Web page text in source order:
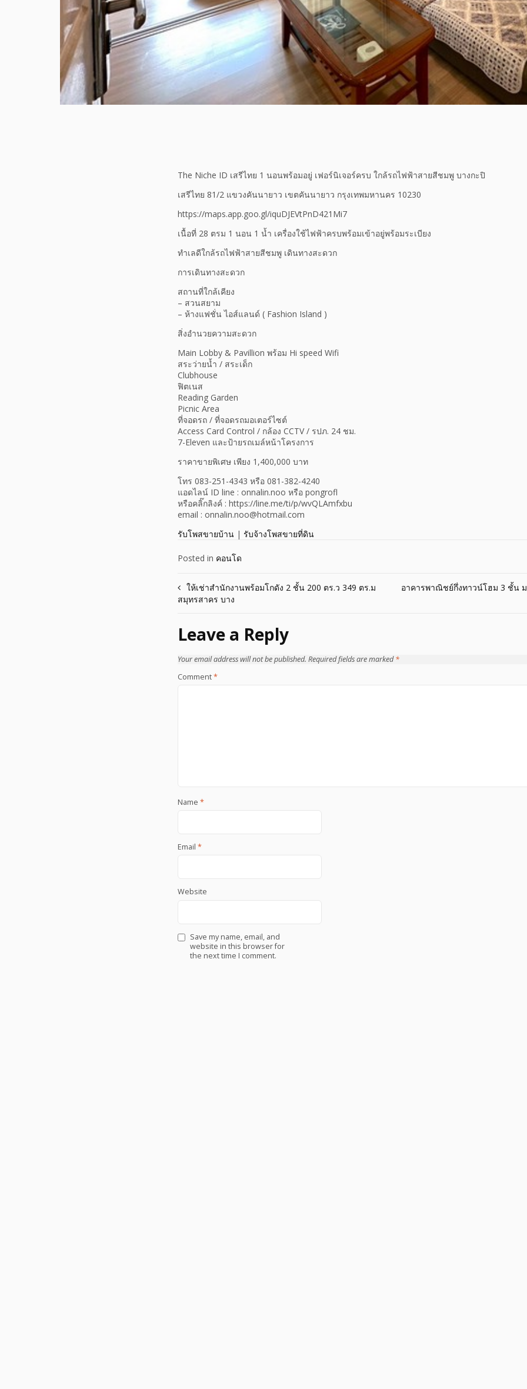
The Niche ID เสรีไทย 1 นอนพร้อมอยู่ เฟอร์นิเจอร์ครบ ใกล้รถไฟฟ้าสายสีชมพู บางกะปิ
เสรีไทย 81/2 แขวงคันนายาว เขตคันนายาว กรุงเทพมหานคร 10230
https://maps.app.goo.gl/iquDJEVtPnD421Mi7
เนื้อที่ 28 ตรม 1 นอน 1 น้ำ เครื่องใช้ไฟฟ้าครบพร้อมเข้าอยู่พร้อมระเบียง
ทำเลดีใกล้รถไฟฟ้าสายสีชมพู เดินทางสะดวก
การเดินทางสะดวก
สถานที่ใกล้เคียง
– สวนสยาม
– ห้างแฟชั่น ไอส์แลนด์ ( Fashion Island )
สิ่งอำนวยความสะดวก
Main Lobby & Pavillion พร้อม Hi speed Wifi
สระว่ายน้ำ / สระเด็ก
Clubhouse
ฟิตเนส
Reading Garden
Picnic Area
ที่จอดรถ / ที่จอดรถมอเตอร์ไซต์
Access Card Control / กล้อง CCTV / รปภ. 24 ชม.
7-Eleven และป้ายรถเมล์หน้าโครงการ
ราคาขายพิเศษ เพียง 1,400,000 บาท
โทร 083-251-4343 หรือ 081-382-4240
แอดไลน์ ID line : onnalin.noo หรือ pongrofl
หรือคลิ๊กลิงค์ : https://line.me/ti/p/wvQLAmfxbu
email : onnalin.noo@hotmail.com
รับโพสขายบ้าน | รับจ้างโพสขายที่ดิน
Posted in คอนโด
Post
navigation
ให้เช่าสำนักงานพร้อมโกดัง 2 ชั้น 200 ตร.ว 349 ตร.ม
สมุทรสาคร บาง
อาคารพาณิชย์กึ่งทาวน์โฮม 3 ชั้น
Leave a Reply
Your email address will not be published. Required fields are marked*
Comment*
Name *
Email *
Website
Save my name, email, and
website in this browser for
the next time I comment.